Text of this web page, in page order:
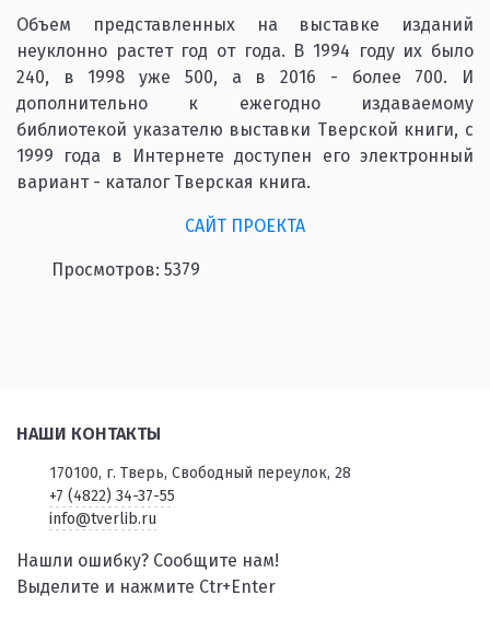
Объем представленных на выставке изданий
неуклонно растет год от года. В 1994 году их было
240, в 1998 уже 500, а в 2016 - более 700. И
дополнительно к ежегодно издаваемому
библиотекой указателю выставки Тверской книги, с
1999 года в Интернете доступен его электронный
вариант - каталог Тверская книга.
САЙТ ПРОЕКТА
Просмотров: 5379
НАШИ КОНТАКТЫ
170100, г. Тверь, Свободный переулок, 28
+7 (4822) 34-37-55
info@tverlib.ru
Нашли ошибку? Сообщите нам!
Выделите и нажмите Ctr+Enter